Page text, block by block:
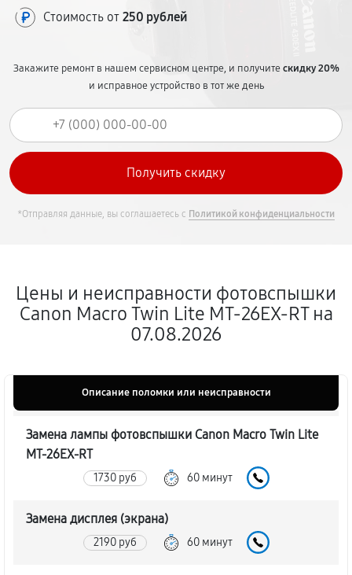
Стоимость от 250 рублей
Закажите ремонт в нашем сервисном центре, и получитескидку 20%
и исправное устройство в тот же день
*Отправляя данные, вы соглашаетесь с Политикой конфиденциальности
Цены и неисправности фотовспышки
Canon Macro Twin Lite MT-26EX-RT на
07.08.2026
Описание поломки или неисправности
Замена лампы фотовспышки Canon Macro Twin Lite
MT-26EX-RT
1730 руб 60 минут
Замена дисплея (экрана)
2190 руб 60 минут